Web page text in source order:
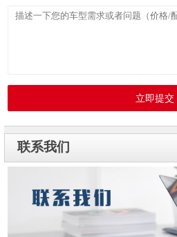
立即提交
联系我们